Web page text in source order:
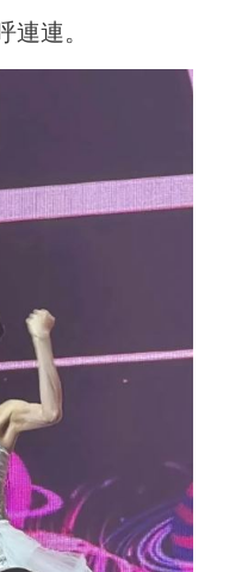
連連。